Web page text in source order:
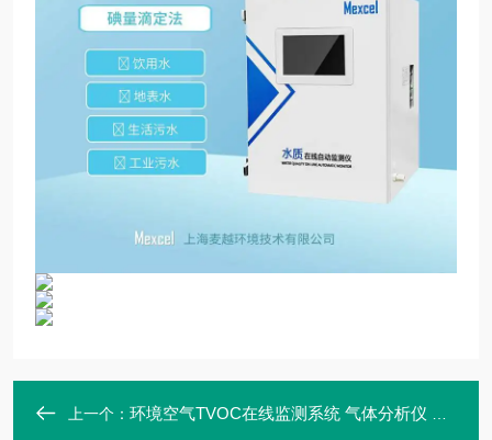
上一个： 环境空气TVOC在线监测系统 气体分析仪 麦越M-2060